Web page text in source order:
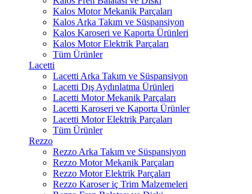
Kalos Motor Mekanik Parçaları
Kalos Arka Takım ve Süspansiyon
Kalos Karoseri ve Kaporta Ürünleri
Kalos Motor Elektrik Parçaları
Tüm Ürünler
Lacetti
Lacetti Arka Takım ve Süspansiyon
Lacetti Dış Aydınlatma Ürünleri
Lacetti Motor Mekanik Parçaları
Lacetti Karoseri ve Kaporta Ürünler
Lacetti Motor Elektrik Parçaları
Tüm Ürünler
Rezzo
Rezzo Arka Takım ve Süspansiyon
Rezzo Motor Mekanik Parçaları
Rezzo Motor Elektrik Parçaları
Rezzo Karoser iç Trim Malzemeleri